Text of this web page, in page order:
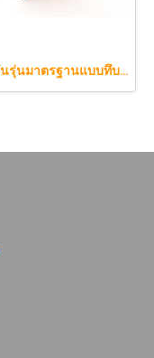
พาร์ทิชั่นรุ่นมาตรฐานแบบทึบกึ่งกระจกลาย 100 x 160 cm.